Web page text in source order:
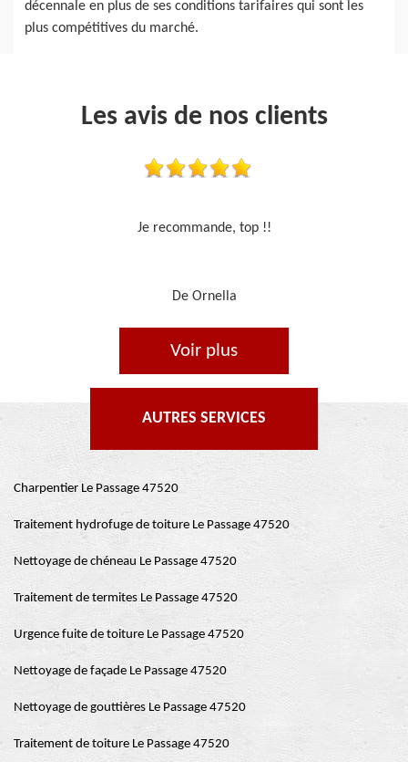
décennale en plus de ses conditions tarifaires qui sont les
plus compétitives du marché.
Les avis de nos clients
Travail sérieux
De Je cours je peins
Voir plus
AUTRES SERVICES
Charpentier Le Passage 47520
Traitement hydrofuge de toiture Le Passage 47520
Nettoyage de chéneau Le Passage 47520
Traitement de termites Le Passage 47520
Urgence fuite de toiture Le Passage 47520
Nettoyage de façade Le Passage 47520
Nettoyage de gouttières Le Passage 47520
Traitement de toiture Le Passage 47520